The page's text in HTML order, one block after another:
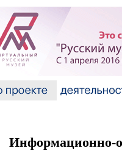
Информационно-